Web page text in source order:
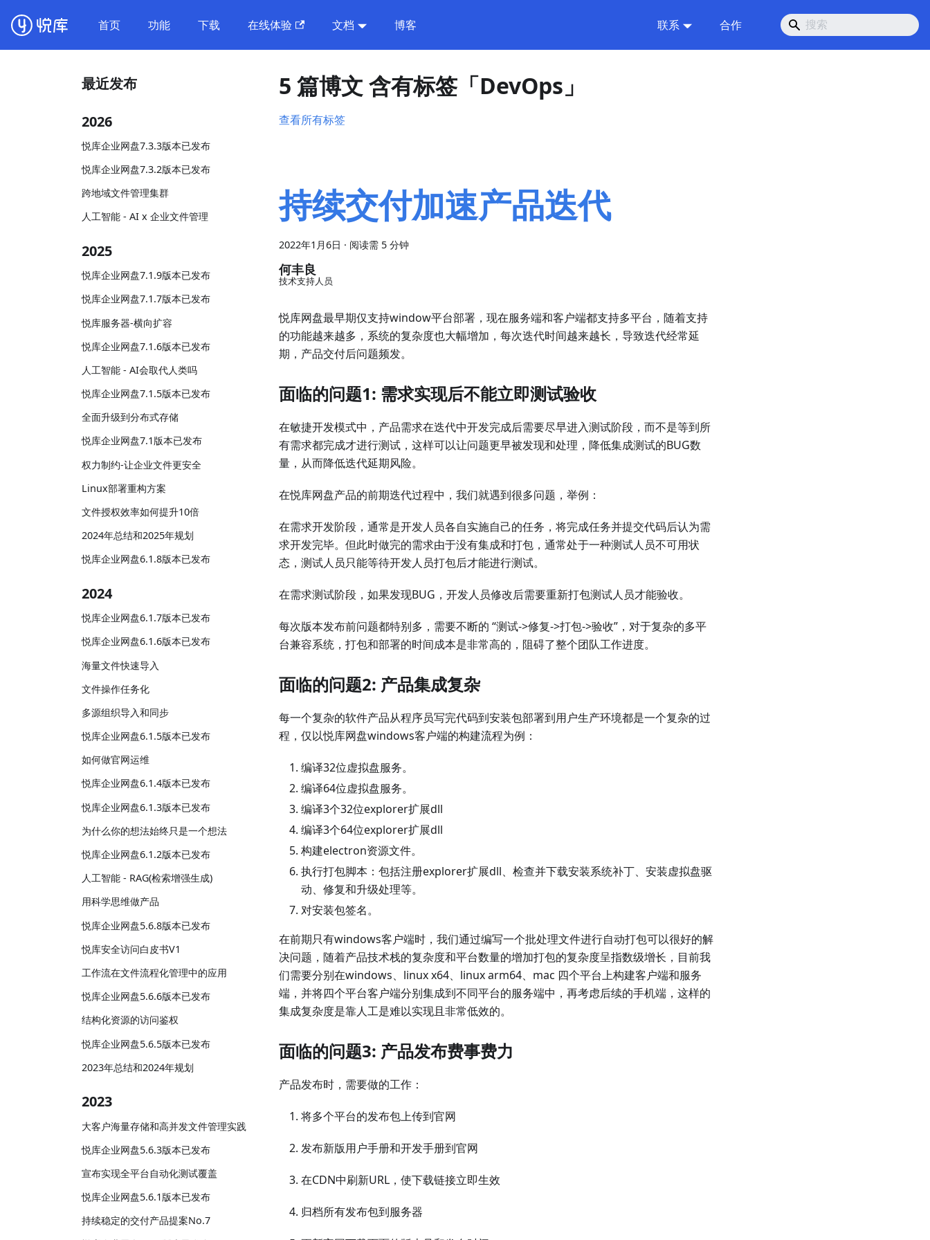
首页 功能 下载 在线体验 文档 博客 联系 合作
最近发布
2026
悦库企业网盘7.3.3版本已发布
悦库企业网盘7.3.2版本已发布
跨地域文件管理集群
人工智能 - AI x 企业文件管理
2025
悦库企业网盘7.1.9版本已发布
悦库企业网盘7.1.7版本已发布
悦库服务器-横向扩容
悦库企业网盘7.1.6版本已发布
人工智能 - AI会取代人类吗
悦库企业网盘7.1.5版本已发布
全面升级到分布式存储
悦库企业网盘7.1版本已发布
权力制约-让企业文件更安全
Linux部署重构方案
文件授权效率如何提升10倍
2024年总结和2025年规划
悦库企业网盘6.1.8版本已发布
2024
悦库企业网盘6.1.7版本已发布
悦库企业网盘6.1.6版本已发布
海量文件快速导入
文件操作任务化
多源组织导入和同步
悦库企业网盘6.1.5版本已发布
如何做官网运维
悦库企业网盘6.1.4版本已发布
悦库企业网盘6.1.3版本已发布
为什么你的想法始终只是一个想法
悦库企业网盘6.1.2版本已发布
人工智能 - RAG(检索增强生成)
用科学思维做产品
悦库企业网盘5.6.8版本已发布
悦库安全访问白皮书V1
工作流在文件流程化管理中的应用
悦库企业网盘5.6.6版本已发布
结构化资源的访问鉴权
悦库企业网盘5.6.5版本已发布
2023年总结和2024年规划
2023
大客户海量存储和高并发文件管理实践
悦库企业网盘5.6.3版本已发布
宣布实现全平台自动化测试覆盖
悦库企业网盘5.6.1版本已发布
持续稳定的交付产品提案No.7
5 篇博文 含有标签「DevOps」
查看所有标签
持续交付加速产品迭代
2022年1月6日 · 阅读需 5 分钟
何丰良
技术支持人员
悦库网盘最早期仅支持window平台部署，现在服务端和客户端都支持多平台，随着支持
的功能越来越多，系统的复杂度也大幅增加，每次迭代时间越来越长，导致迭代经常延
期，产品交付后问题频发。
面临的问题1: 需求实现后不能立即测试验收
在敏捷开发模式中，产品需求在迭代中开发完成后需要尽早进入测试阶段，而不是等到所
有需求都完成才进行测试，这样可以让问题更早被发现和处理，降低集成测试的BUG数
量，从而降低迭代延期风险。
在悦库网盘产品的前期迭代过程中，我们就遇到很多问题，举例：
在需求开发阶段，通常是开发人员各自实施自己的任务，将完成任务并提交代码后认为需
求开发完毕。但此时做完的需求由于没有集成和打包，通常处于一种测试人员不可用状
态，测试人员只能等待开发人员打包后才能进行测试。
在需求测试阶段，如果发现BUG，开发人员修改后需要重新打包测试人员才能验收。
每次版本发布前问题都特别多，需要不断的 “测试->修复->打包->验收”，对于复杂的多平
台兼容系统，打包和部署的时间成本是非常高的，阻碍了整个团队工作进度。
面临的问题2: 产品集成复杂
每一个复杂的软件产品从程序员写完代码到安装包部署到用户生产环境都是一个复杂的过
程，仅以悦库网盘windows客户端的构建流程为例：
编译32位虚拟盘服务。
编译64位虚拟盘服务。
编译3个32位explorer扩展dll
编译3个64位explorer扩展dll
构建electron资源文件。
执行打包脚本：包括注册explorer扩展dll、检查并下载安装系统补丁、安装虚拟盘驱
动、修复和升级处理等。
对安装包签名。
在前期只有windows客户端时，我们通过编写一个批处理文件进行自动打包可以很好的解
决问题，随着产品技术栈的复杂度和平台数量的增加打包的复杂度呈指数级增长，目前我
们需要分别在windows、linux x64、linux arm64、mac 四个平台上构建客户端和服务
端，并将四个平台客户端分别集成到不同平台的服务端中，再考虑后续的手机端，这样的
集成复杂度是靠人工是难以实现且非常低效的。
面临的问题3: 产品发布费事费力
产品发布时，需要做的工作：
将多个平台的发布包上传到官网
发布新版用户手册和开发手册到官网
在CDN中刷新URL，使下载链接立即生效
归档所有发布包到服务器